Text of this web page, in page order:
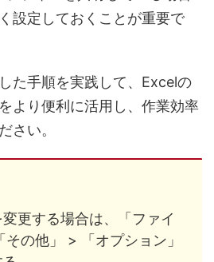
設定しておくことが重要で
た手順を実践して、 Excelの
より便利に活用し、作業効率
さい。
更する場合は、「ファイ
の他」 > 「オプション」